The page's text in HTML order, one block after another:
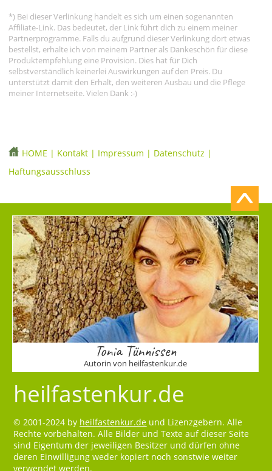
*) Bei dieser Verlinkung handelt es sich um einen sogenannten
Affiliate-Link. Das bedeutet, der Link führt dich zu einem meiner
Partnerprogramme. Falls du aufgrund dieser Verlinkung dort etwas
bestellst, erhalte ich von meinem Partner als Dankeschön für diese
Produktempfehlung eine Provision. Dies hat für Dich
selbstverständlich keinerlei Auswirkungen auf den Preis. Du
unterstützt damit den Erhalt, den weiteren Ausbau und die Pflege
meiner Internetseite. Vielen Dank :-)
HOME | Kontakt | Impressum | Datenschutz |
Haftungsausschluss
Tonia Tünnissen
Autorin von heilfastenkur.de
heilfastenkur.de
© 2001-2024 by heilfastenkur.de und Lizenzgebern. Alle
Rechte vorbehalten. Alle Bilder und Texte auf dieser Seite
sind Eigentum der jeweiligen Besitzer und dürfen ohne
deren Einwilligung weder kopiert noch sonstwie weiter
verwendet werden.